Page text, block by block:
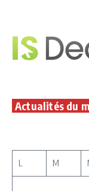
Actualités du
L M